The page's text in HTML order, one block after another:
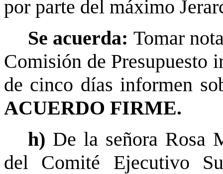
por parte del máximo
Se acuerda: Tomar
Comisión de Presupuesto
de cinco días informen
ACUERDO FIRME.
h) De la señora Rosa
del Comité Ejecutivo